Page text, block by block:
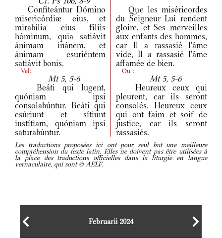
Confiteántur Dómino
misericórdiæ eius, et
mirabília eius fíliis
hóminum, quia satiávit
ánimam inánem, et
ánimam esuriéntem
satiávit bonis.
Que les miséricordes
du Seigneur Lui rendent
gloire, et Ses merveilles
aux enfants des hommes,
car Il a rassasié l'âme
vide, Il a rassasié l'âme
affamée de bien.
Vel: Ou :
Mt 5, 5-6
Mt 5, 5-6
Beáti qui lugent,
quóniam ipsi
consolabúntur. Beáti qui
esúriunt et sítiunt
iustítiam, quóniam ipsi
saturabúntur.
Heureux ceux qui
pleurent, car ils seront
consolés. Heureux ceux
qui ont faim et soif de
justice, car ils seront
rassasiés.
Les traductions proposées ici ont pour seul but une meilleure
compréhension du texte latin. Elles ne doivent pas être utilisées à
la place des traductions officielles dans la liturgie en langue
vernaculaire, qui sont © AELF.
Februarii 2024